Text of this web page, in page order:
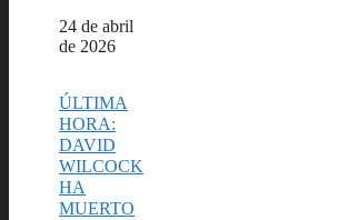
Fecha
24 de abril
de 2026
ÚLTIMA
HORA:
DAVID
WILCOCK
HA
MUERTO